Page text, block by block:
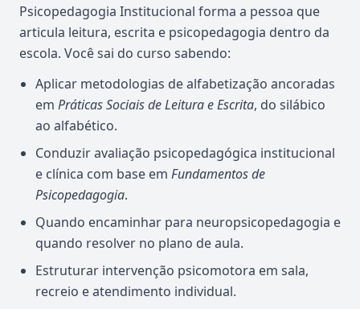
Psicopedagogia Institucional forma a pessoa que
articula leitura, escrita e psicopedagogia dentro da
escola. Você sai do curso sabendo:
Aplicar metodologias de alfabetização ancoradas
em Práticas Sociais de Leitura e Escrita, do silábico
ao alfabético.
Conduzir avaliação psicopedagógica institucional
e clínica com base em Fundamentos de
Psicopedagogia.
Quando encaminhar para neuropsicopedagogia e
quando resolver no plano de aula.
Estruturar intervenção psicomotora em sala,
recreio e atendimento individual.